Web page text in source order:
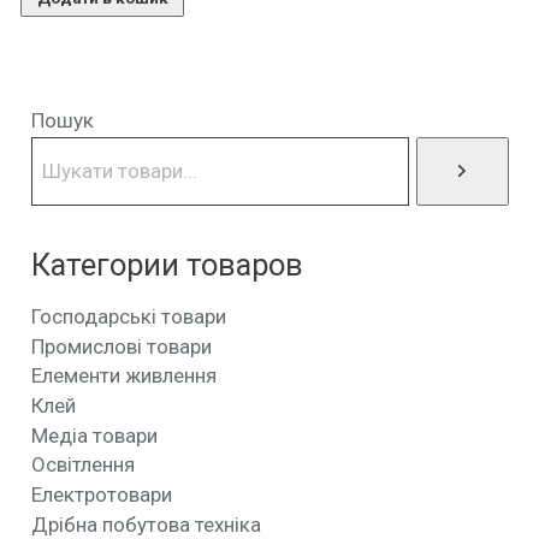
Пошук
Категории товаров
Господарські товари
Промислові товари
Елементи живлення
Клей
Медіа товари
Освітлення
Електротовари
Дрібна побутова техніка